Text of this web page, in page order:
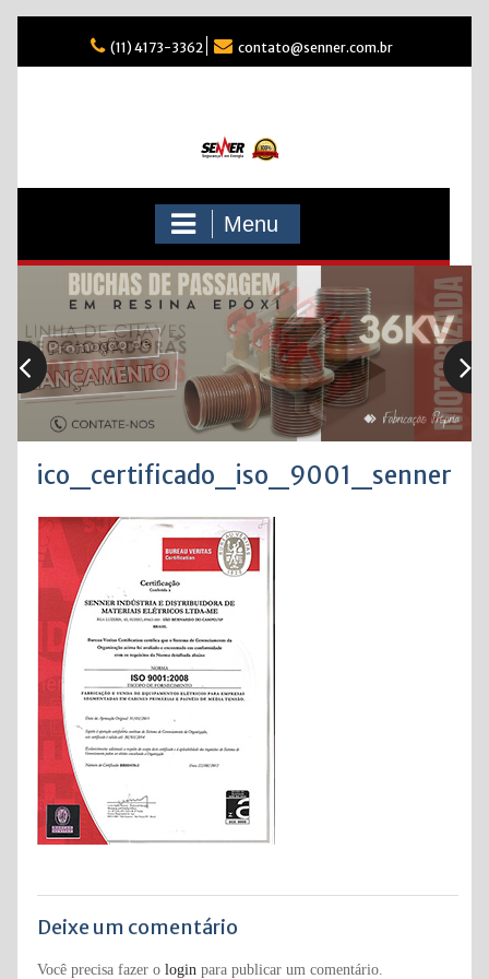
(11) 4173-3362 contato@senner.com.br
Menu
ico_certificado_iso_9001_senner
Deixe um comentário
Você precisa fazer o login para publicar um comentário.